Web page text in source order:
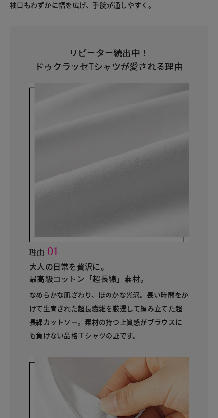
袖口もわずかに幅を広げ、手腕が通しやすく。
リピーター続出中！
ドゥクラッセTシャツが愛される理由
理由 01
大人の日常を贅沢に。
最高級コットン「超長綿」素材。
なめらかな肌ざわり、ほのかな光沢。長い時間をか
けて生育された超長繊維を厳選して編み立てた超
長綿カットソー。素材の持つ上質感がブラウスに
も負けない品格Ｔシャツの証です。